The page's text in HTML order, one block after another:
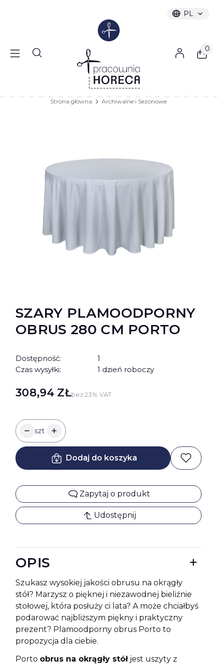
Wybrany
PL
polski
Otwórz wyszukiwarkę
Strona główna Archiwalne i Sezonowe
SZARY PLAMOODPORNY
OBRUS 280 CM PORTO
Dostępność:
1
Czas wysyłki:
1 dzień roboczy
Cena
308,94 ZŁbez 23% VAT
szt
Dodaj do koszyka
Zapytaj o produkt
Udostępnij
OPIS
Szukasz wysokiej jakości obrusu na okrągły
stół? Marzysz o pięknej i niezawodnej bieliźnie
stołowej, która posłuży ci lata? A może chciałbyś
podarować najbliższym piękny i praktyczny
prezent? Plamoodporny obrus Porto to
propozycja dla ciebie.
Porto obrus na okrągły stółjest uszyty z